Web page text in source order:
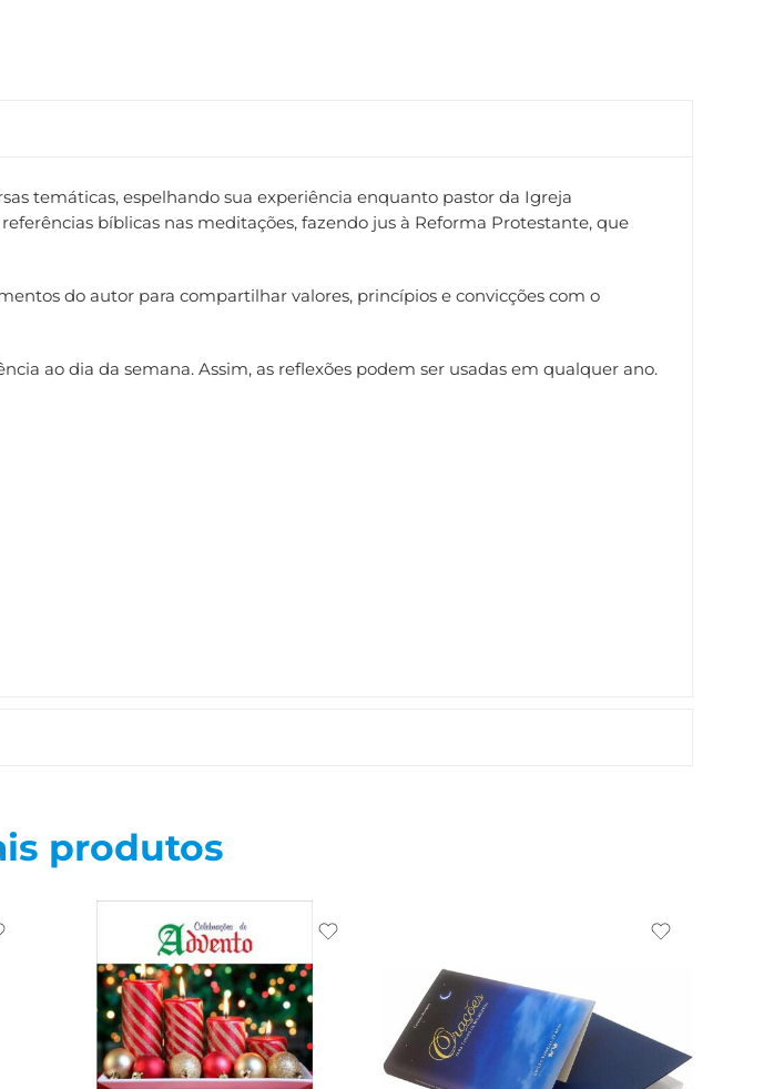
temáticas, espelhando sua experiência enquanto pastor da Igreja
bíblicas nas meditações, fazendo jus à Reforma Protestante, que
do autor para compartilhar valores, princípios e convicções com o
ao dia da semana. Assim, as reflexões podem ser usadas em qualquer ano.
produtos